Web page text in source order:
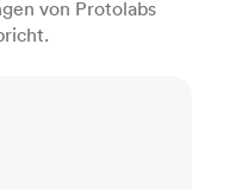
von Protolabs